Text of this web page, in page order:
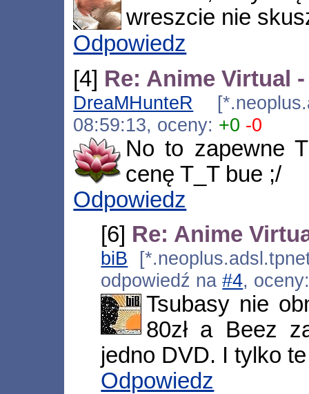
wreszcie nie
Odpowiedz
[4] Re: Anime Virtual
DreaMHunteR
08:59:13, oceny: +0 -0
No to zapewne
cenę T_T bue ;/
Odpowiedz
[6] Re: Anime
biB
odpowiedź na#4,
Tsubasy nie
80zł a Beez
jedno DVD. I tylko
Odpowiedz